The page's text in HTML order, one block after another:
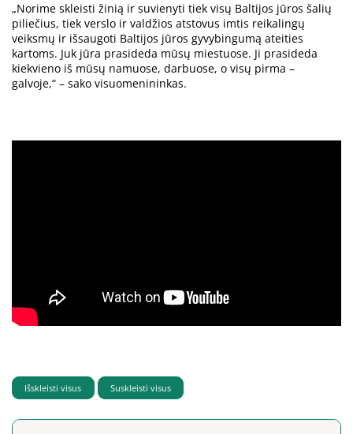
„Norime skleisti žinią ir suvienyti tiek visų Baltijos jūros šalių
piliečius, tiek verslo ir valdžios atstovus imtis reikalingų
veiksmų ir išsaugoti Baltijos jūros gyvybingumą ateities
kartoms. Juk jūra prasideda mūsų miestuose. Ji prasideda
kiekvieno iš mūsų namuose, darbuose, o visų pirma –
galvoje,“ – sako visuomenininkas.
Išskleisti visus Suskleisti visus